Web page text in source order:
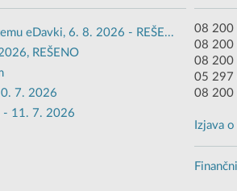
eDavki, 6. 8. 2026 - REŠE...
REŠENO
7. 2026
- 11. 7. 2026
08 200
08 200
08 200
05 297
08 200
Izjava